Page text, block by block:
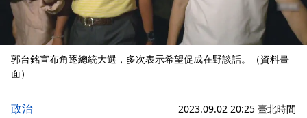
郭台銘宣布角逐總統大選，多次表示希望促成在野談話。（資料畫
面）
政治 2023.09.02 20:25 臺北時間